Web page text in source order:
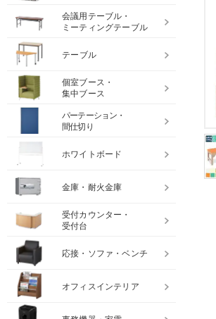
会議用テーブル・
ミーティングテーブル
テーブル
個室ブース・
集中ブース
パーテーション・
間仕切り
ホワイトボード
金庫・耐火金庫
受付カウンター・
受付台
応接・ソファ・ベンチ
オフィスインテリア